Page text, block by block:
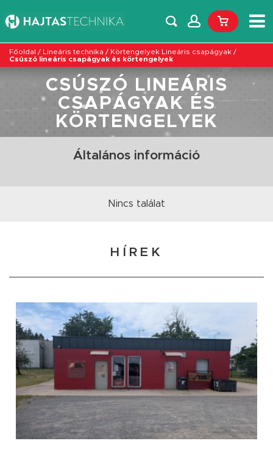
Főoldal / Lineáris technika / Körtengelyek Lineáris csapágyak /
Csúszó lineáris csapágyak és körtengelyek
CSÚSZÓ LINEÁRIS
CSAPÁGYAK ÉS
KÖRTENGELYEK
Általános információ
Nincs találat
HÍREK